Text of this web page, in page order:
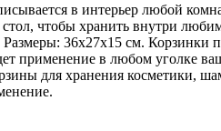
в интерьер любой
стол, чтобы хранить внутри
36х27х15 см.
применение в любом уголке
для хранения косметики,